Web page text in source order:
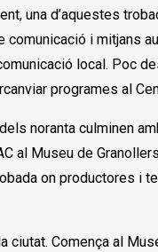
una d’aquestes
i mitjans
local. Poc
programes al
noranta culminen
al Museu de
on productores
Comença al